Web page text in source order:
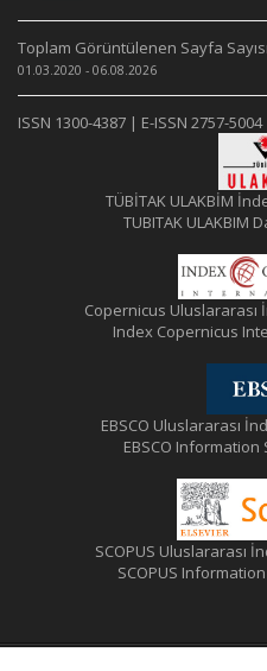
Toplam Görüntülenen Sayfa
01.03.2020 - 06.08.2026
ISSN 1300-4387 | E-ISSN 2757-5004
TÜBİTAK ULAKBİM
TUBITAK ULAKBIM
Copernicus Uluslararası
Index Copernicus
EBSCO Uluslararası
EBSCO Information
SCOPUS Uluslararası
SCOPUS